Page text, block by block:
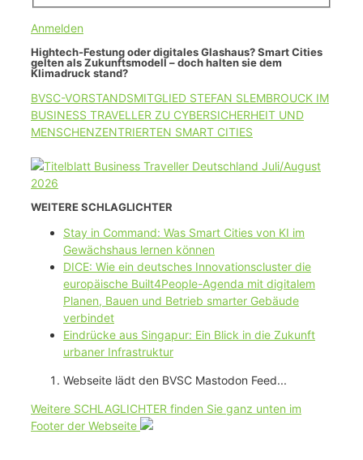
Anmelden
Hightech-Festung oder digitales Glashaus? Smart Cities
gelten als Zukunftsmodell – doch halten sie dem
Klimadruck stand?
BVSC-VORSTANDSMITGLIED STEFAN SLEMBROUCK IM
BUSINESS TRAVELLER ZU CYBERSICHERHEIT UND
MENSCHENZENTRIERTEN SMART CITIES
WEITERE SCHLAGLICHTER
Stay in Command: Was Smart Cities von KI im
Gewächshaus lernen können
DICE: Wie ein deutsches Innovationscluster die
europäische Built4People-Agenda mit digitalem
Planen, Bauen und Betrieb smarter Gebäude
verbindet
Eindrücke aus Singapur: Ein Blick in die Zukunft
urbaner Infrastruktur
Webseite lädt den BVSC Mastodon Feed...
Weitere SCHLAGLICHTER finden Sie ganz unten im
Footer der Webseite